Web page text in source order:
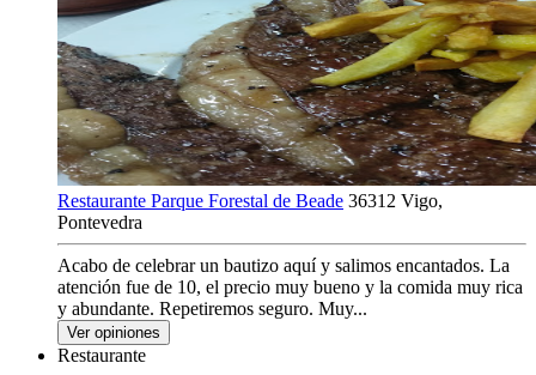
Restaurante Parque Forestal de Beade 36312 Vigo,
Pontevedra
Acabo de celebrar un bautizo aquí y salimos encantados. La
atención fue de 10, el precio muy bueno y la comida muy rica
y abundante. Repetiremos seguro. Muy...
Ver opiniones
Restaurante